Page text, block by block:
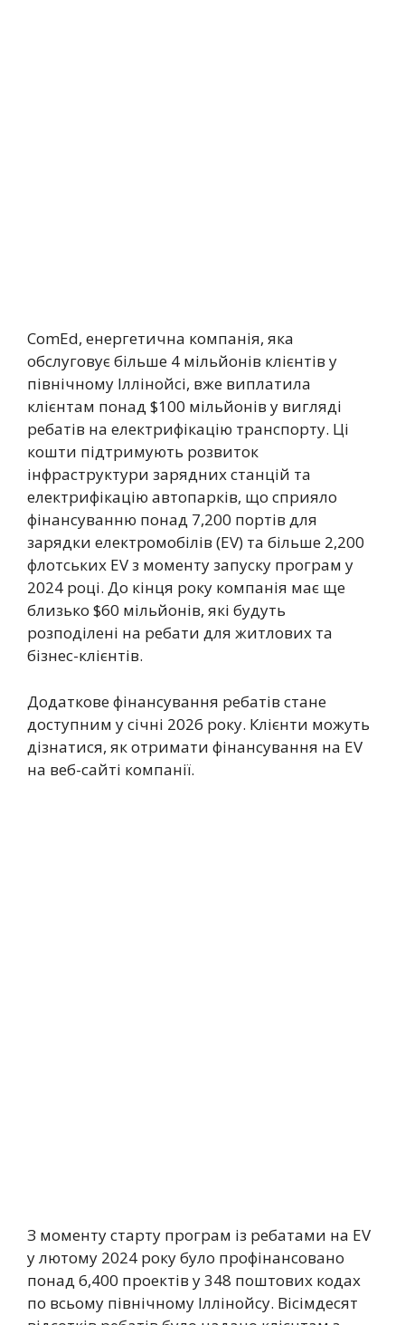
ComEd, енергетична компанія, яка
обслуговує більше 4 мільйонів клієнтів у
північному Іллінойсі, вже виплатила
клієнтам понад $100 мільйонів у вигляді
ребатів на електрифікацію транспорту. Ці
кошти підтримують розвиток
інфраструктури зарядних станцій та
електрифікацію автопарків, що сприяло
фінансуванню понад 7,200 портів для
зарядки електромобілів (EV) та більше 2,200
флотських EV з моменту запуску програм у
2024 році. До кінця року компанія має ще
близько $60 мільйонів, які будуть
розподілені на ребати для житлових та
бізнес-клієнтів.
Додаткове фінансування ребатів стане
доступним у січні 2026 року. Клієнти можуть
дізнатися, як отримати фінансування на EV
на веб-сайті компанії.
З моменту старту програм із ребатами на EV
у лютому 2024 року було профінансовано
понад 6,400 проектів у 348 поштових кодах
по всьому північному Іллінойсу. Вісімдесят